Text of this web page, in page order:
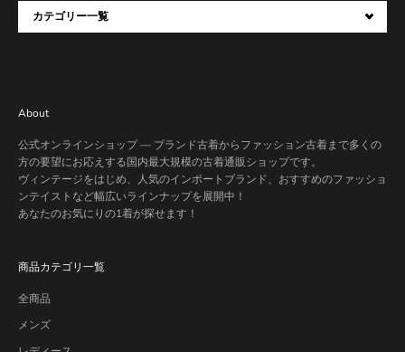
カテゴリー一覧
About
公式オンラインショップ — ブランド古着からファッション古着まで多くの
方の要望にお応えする国内最大規模の古着通販ショップです。
ヴィンテージをはじめ、人気のインポートブランド、おすすめのファッショ
ンテイストなど幅広いラインナップを展開中！
あなたのお気にりの1着が探せます！
商品カテゴリ一覧
全商品
メンズ